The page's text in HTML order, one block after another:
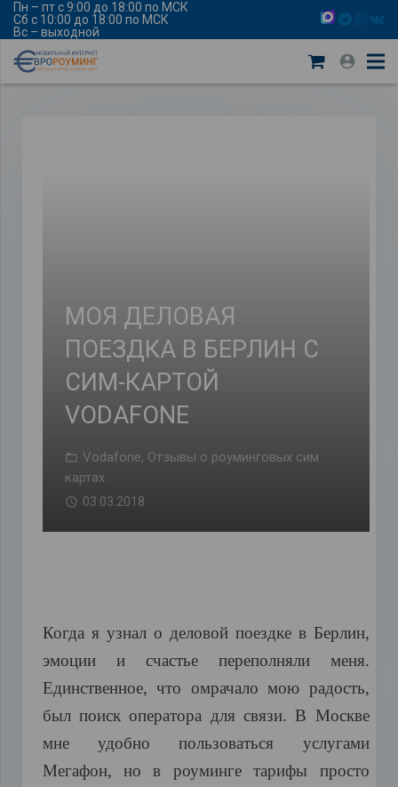
Пн – пт с 9:00 до 18:00 по МСК
Сб с 10:00 до 18:00 по МСК
Вс – выходной
МОЯ ДЕЛОВАЯ
ПОЕЗДКА В БЕРЛИН С
СИМ-КАРТОЙ
VODAFONE
Vodafone, Отзывы о роуминговых сим
картах
03.03.2018
Когда я узнал о деловой поездке в Берлин,
эмоции
и счастье переполняли меня.
Единственное, что омрачало мою радость,
был поиск оператора для связи.В Москве
мне
удобно пользоваться
услугами
Мегафон, но в роуминге тарифы
просто